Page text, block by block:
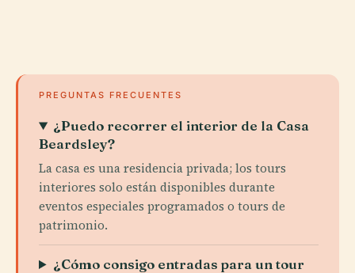
PREGUNTAS FRECUENTES
¿Puedo recorrer el interior de la Casa
Beardsley?
La casa es una residencia privada; los tours
interiores solo están disponibles durante
eventos especiales programados o tours de
patrimonio.
¿Cómo consigo entradas para un tour